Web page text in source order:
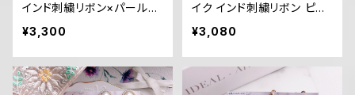
インド刺繍リボン×パールカ
ボション ヴィンテージライ
ク ピアス/イヤリング
¥3,300
イク インド刺繍リボン ピア
ス/イヤリング
¥3,080